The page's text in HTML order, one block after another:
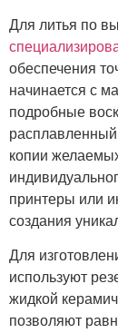
Для литья по
обеспечения
начинается с
подробные
копии
принтеры или
создания
Для
используют
жидкой
позволяют